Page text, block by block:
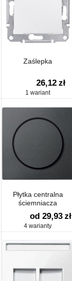
Zaślepka
26,12 zł
1 wariant
Płytka centralna
ściemniacza
obrotowego
od 29,93 zł
4 warianty